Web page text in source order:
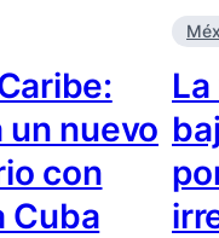
nuevo
con
Cuba